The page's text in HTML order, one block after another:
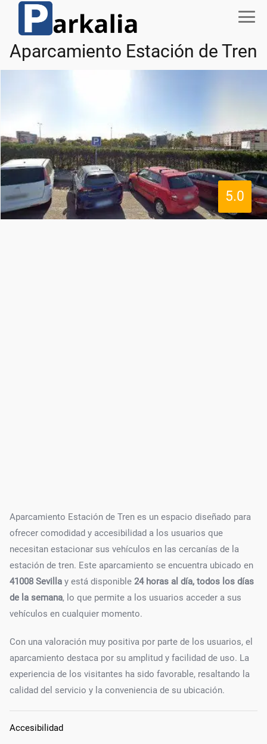
Aparcamiento Estación de Tren
5.0
Aparcamiento Estación de Tren es un espacio diseñado para
ofrecer comodidad y accesibilidad a los usuarios que
necesitan estacionar sus vehículos en las cercanías de la
estación de tren. Este aparcamiento se encuentra ubicado en
41008 Sevilla y está disponible 24 horas al día, todos los días
de la semana, lo que permite a los usuarios acceder a sus
vehículos en cualquier momento.
Con una valoración muy positiva por parte de los usuarios, el
aparcamiento destaca por su amplitud y facilidad de uso. La
experiencia de los visitantes ha sido favorable, resaltando la
calidad del servicio y la conveniencia de su ubicación.
Accesibilidad